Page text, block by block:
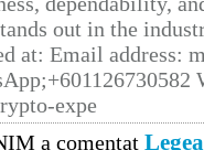
out in the
at: Email address:
expe
a comentat